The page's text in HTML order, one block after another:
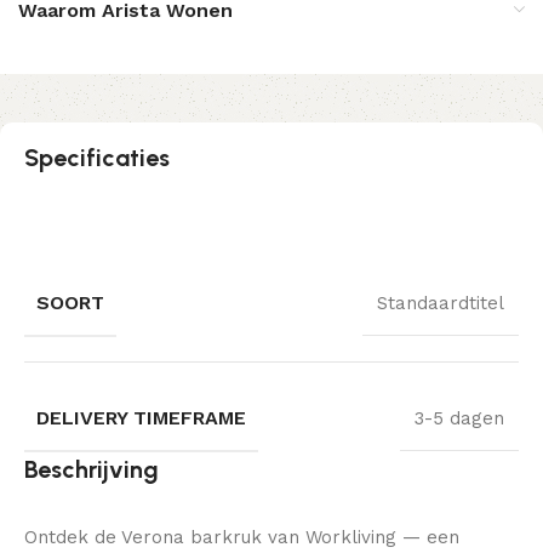
Waarom Arista Wonen
Specificaties
SOORT Standaardtitel
DELIVERY TIMEFRAME 3-5 dagen
Beschrijving
Ontdek de Verona barkruk van Workliving — een